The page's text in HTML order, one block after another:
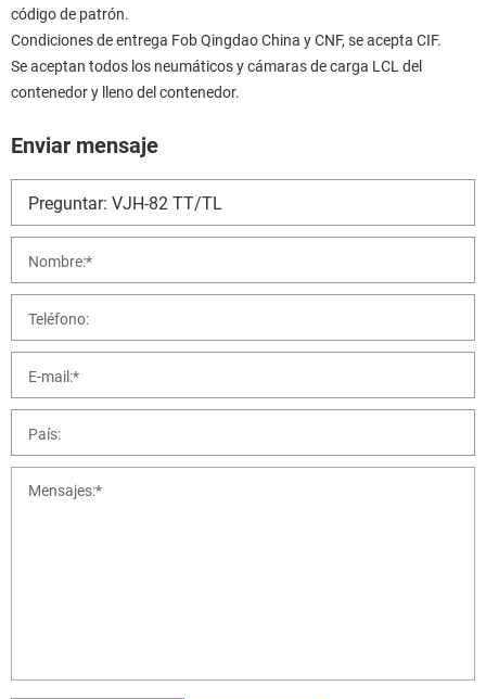
código de patrón.
Condiciones de entrega Fob Qingdao China y CNF, se acepta CIF.
Se aceptan todos los neumáticos y cámaras de carga LCL del
contenedor y lleno del contenedor.
Enviar mensaje